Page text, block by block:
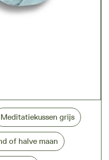
Meditatiekussen grijs
of halve maan